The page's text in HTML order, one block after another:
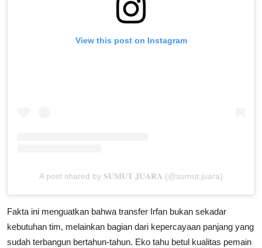
View this post on Instagram
A post shared by 𝐒𝐔𝐌𝐔𝐓 𝐉𝐔𝐀𝐑𝐀 (@sumut.juara)
Fakta ini menguatkan bahwa transfer Irfan bukan sekadar
kebutuhan tim, melainkan bagian dari kepercayaan panjang yang
sudah terbangun bertahun-tahun. Eko tahu betul kualitas pemain